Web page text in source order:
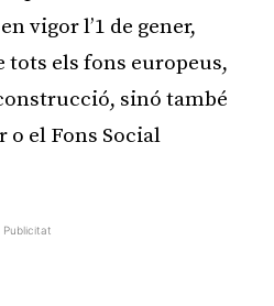
vigor l’1 de gener,
tots els fons europeus,
sinó també
o el Fons Social
Publicitat